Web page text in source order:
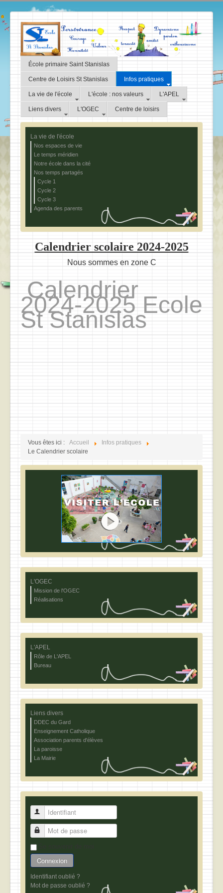
École primaire Saint Stanislas
Centre de Loisirs St Stanislas Infos pratiques
La vie de l'école L'école : nos valeurs L'APEL
Liens divers L'OGEC Centre de loisirs
La vie de l'école
Nos espaces de vie
Le temps méridien
Notre école dans la cité
Nos temps partagés
Cycle 1
Cycle 2
Cycle 3
Agenda des parents
Calendrier scolaire 2024-2025
Nous sommes en zone C
Calendrier
2024-2025 Ecole
St Stanislas
Vous êtes ici : Accueil
Infos pratiques
Le Calendrier scolaire
L'OGEC
Mission de l'OGEC
Réalisations
L'APEL
Rôle de L'APEL
Bureau
Liens divers
DDEC du Gard
Enseignement Catholique
Association parents d'élèves
La paroisse
La Mairie
Identifiant
Mot de passe
Connexion
Identifiant oublié ?
Mot de passe oublié ?